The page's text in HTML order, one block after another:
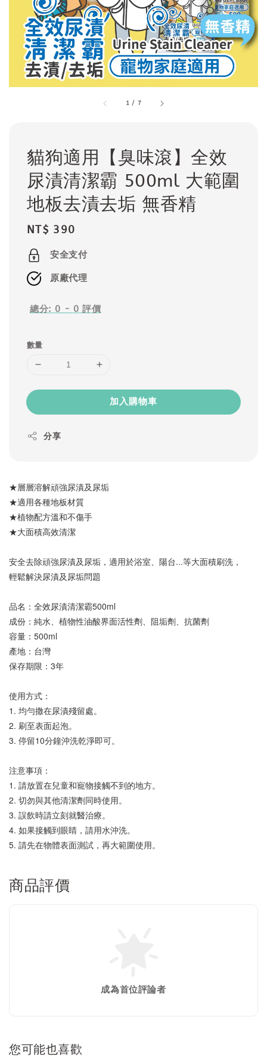
1 / 7
貓狗適用【臭味滾】全效
尿漬清潔霸 500ml 大範圍
地板去漬去垢 無香精
Regular
price
NT$ 390
安全支付
原廠代理
總分: 0 - 0 評價
數量
加入購物車
分享
★層層溶解頑強尿漬及尿垢
★適用各種地板材質
★植物配方溫和不傷手
★大面積高效清潔
安全去除頑強尿漬及尿垢，適用於浴室、陽台...等大面積刷洗，
輕鬆解決尿漬及尿垢問題
品名：全效尿漬清潔霸500ml
成份：純水、植物性油酸界面活性劑、阻垢劑、抗菌劑
容量：500ml
產地：台灣
保存期限：3年
使用方式：
1. 均勻撒在尿漬殘留處。
2. 刷至表面起泡。
3. 停留10分鐘沖洗乾淨即可。
注意事項：
1. 請放置在兒童和寵物接觸不到的地方。
2. 切勿與其他清潔劑同時使用。
3. 誤飲時請立刻就醫治療。
4. 如果接觸到眼睛，請用水沖洗。
5. 請先在物體表面測試，再大範圍使用。
商品評價
成為首位評論者
您可能也喜歡